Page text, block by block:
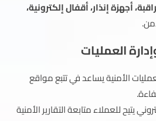
أجهزة إنذار، أقفال إلكترونية،
العمليات
الأمنية يساعد في تتبع مواقع
يتيح للعملاء متابعة التقارير الأمنية